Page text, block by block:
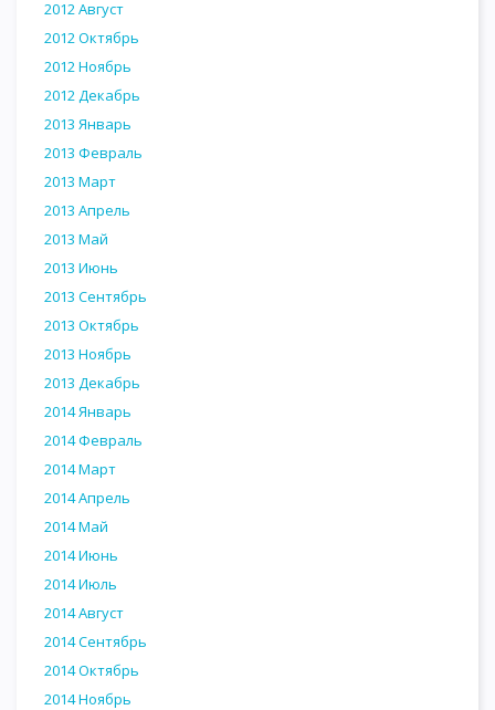
2012 Август
2012 Октябрь
2012 Ноябрь
2012 Декабрь
2013 Январь
2013 Февраль
2013 Март
2013 Апрель
2013 Май
2013 Июнь
2013 Сентябрь
2013 Октябрь
2013 Ноябрь
2013 Декабрь
2014 Январь
2014 Февраль
2014 Март
2014 Апрель
2014 Май
2014 Июнь
2014 Июль
2014 Август
2014 Сентябрь
2014 Октябрь
2014 Ноябрь